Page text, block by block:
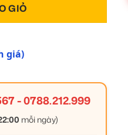
GIỎ
giá)
-0788.212.999
mỗi ngày)